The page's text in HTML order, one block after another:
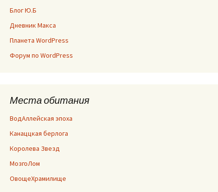
Блог Ю.Б
Дневник Макса
Планета WordPress
Форум по WordPress
Места обитания
ВодАллейская эпоха
Канаццкая берлога
Королева Звезд
МозгоЛом
ОвощеХрамилище